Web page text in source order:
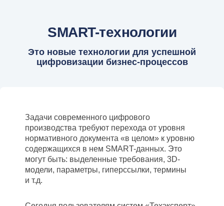
SMART-технологии
Это новые технологии для успешной
цифровизации бизнес-процессов
Задачи современного цифрового
производства требуют перехода от уровня
нормативного документа «в целом» к уровню
содержащихся в нем SMART-данных. Это
могут быть: выделенные требования, 3D-
модели, параметры, гиперссылки, термины
и т.д.